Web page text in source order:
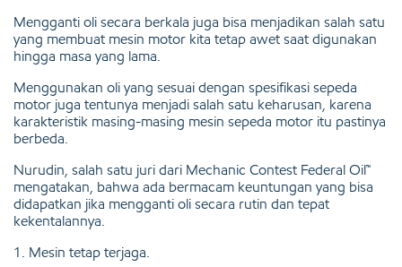
Mengganti oli secara berkala juga bisa menjadikan salah satu
yang membuat mesin motor kita tetap awet saat digunakan
hingga masa yang lama.
Menggunakan oli yang sesuai dengan spesifikasi sepeda
motor juga tentunya menjadi salah satu keharusan, karena
karakteristik masing-masing mesin sepeda motor itu pastinya
berbeda.
Nurudin, salah satu juri dari Mechanic Contest Federal Oil™
mengatakan, bahwa ada bermacam keuntungan yang bisa
didapatkan jika mengganti oli secara rutin dan tepat
kekentalannya.
1. Mesin tetap terjaga.